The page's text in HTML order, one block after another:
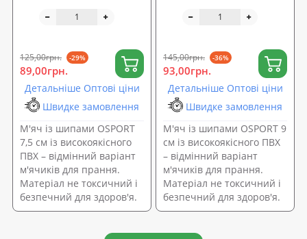
білизни та іншого одягу
125,00грн. -29%
89,00грн.
Детальніше Оптові ціни
Швидке замовлення
М'яч із шипами OSPORT
7,5 см із високоякісного
ПВХ – відмінний варіант
м'ячиків для прання.
Матеріал не токсичний і
безпечний для здоров'я.
білизни та іншого одягу 9
145,00грн. -36%
93,00грн.
Детальніше Оптові ціни
Швидке замовлення
М'яч із шипами OSPORT 9
см із високоякісного ПВХ
– відмінний варіант
м'ячиків для прання.
Матеріал не токсичний і
безпечний для здоров'я.